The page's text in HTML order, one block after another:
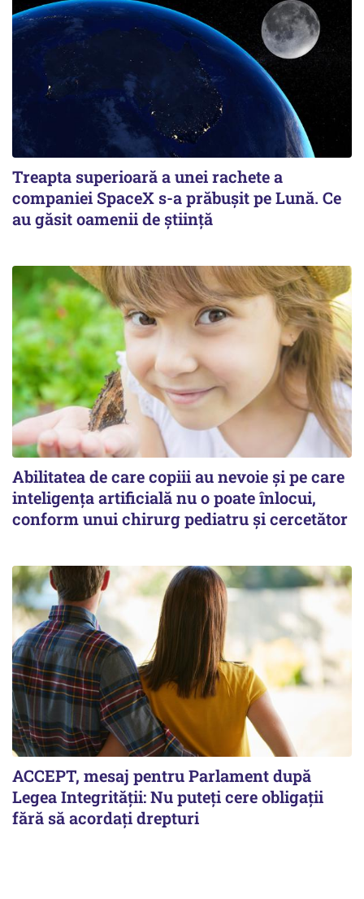
Treapta superioară a unei rachete a
companiei SpaceX s-a prăbușit pe Lună. Ce
au găsit oamenii de știință
Abilitatea de care copiii au nevoie și pe care
inteligența artificială nu o poate înlocui,
conform unui chirurg pediatru și cercetător
ACCEPT, mesaj pentru Parlament după
Legea Integrității: Nu puteți cere obligații
fără să acordați drepturi